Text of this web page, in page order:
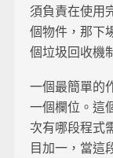
須負責在使用
個物件，那下
個垃圾回收機
一個最簡單的
一個欄位。這
次有哪段程式
目加一，當這